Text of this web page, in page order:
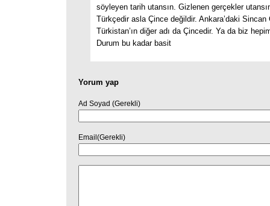
söyleyen tarih utansın. Gizlenen gerçekler
Türkçedir asla Çince değildir. Ankara’daki Sincan
Türkistan’ın diğer adı da Çincedir. Ya da biz
Durum bu kadar basit
Yorum yap
Ad Soyad (Gerekli)
Email(Gerekli)